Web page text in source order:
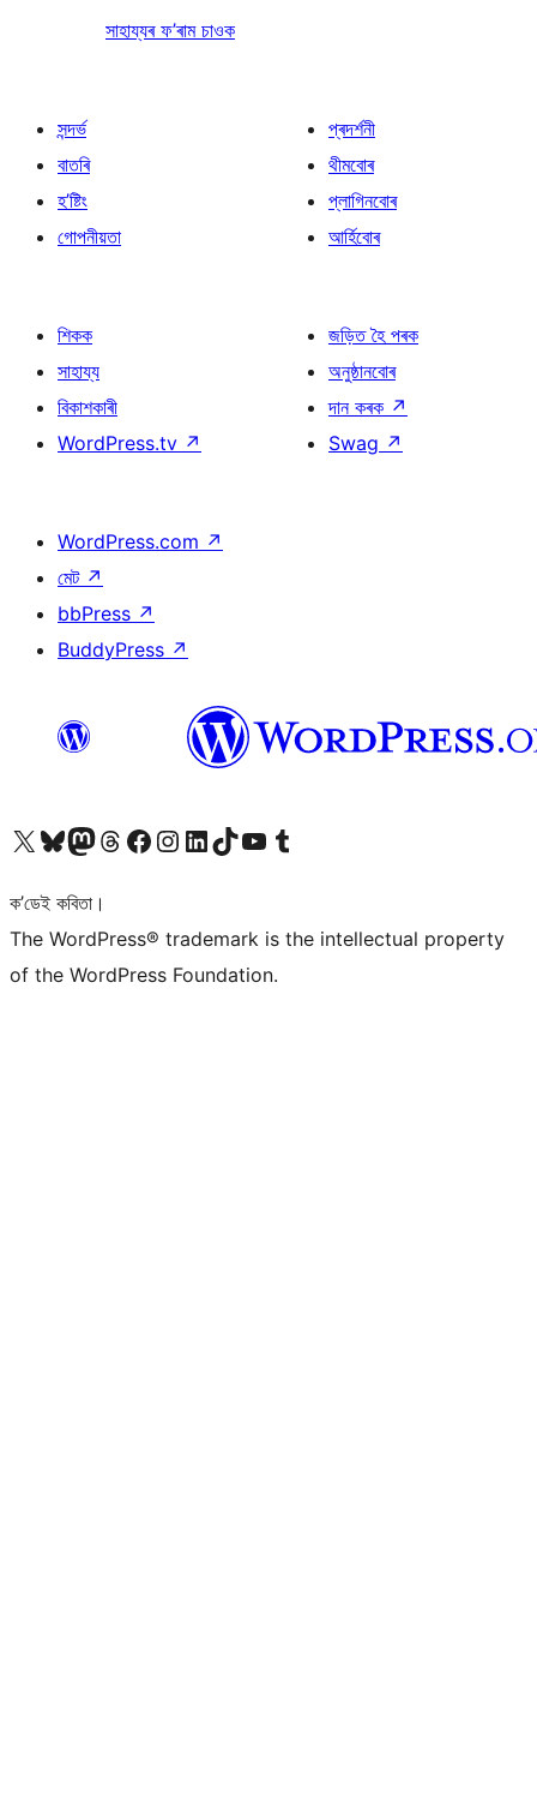
সাহায্যৰ ফ’ৰাম চাওক
সন্দৰ্ভ
বাতৰি
হ’ষ্টিং
গোপনীয়তা
প্ৰদৰ্শনী
থীমবোৰ
প্লাগিনবোৰ
আৰ্হিবোৰ
শিকক
সাহায্য
বিকাশকাৰী
WordPress.tv ↗
জড়িত হৈ পৰক
অনুষ্ঠানবোৰ
দান কৰক ↗
Swag ↗
WordPress.com ↗
মেট ↗
bbPress ↗
BuddyPress ↗
আমাৰ X (আগৰ Twitter) একাউণ্টলৈ যাওকআমাৰ Bluesky একাউণ্টলৈ যাওকআমাৰ Mastodon একাউণ্টলৈ যাওকআমাৰ Threads একাউণ্টলৈ যাওকআমাৰ Facebook পৃষ্ঠালৈ যাওকআমাৰ Instagram একাউণ্টলৈ যাওকআমাৰ LinkedIn একাউণ্টলৈ যাওকআমাৰ TikTok একাউণ্টলৈ যাওকআমাৰ YouTube চেনেললৈ যাওকআমাৰ Tumblr একাউণ্টলৈ যাওক
ক’ডেই কবিতা।
The WordPress® trademark is the intellectual property
of the WordPress Foundation.